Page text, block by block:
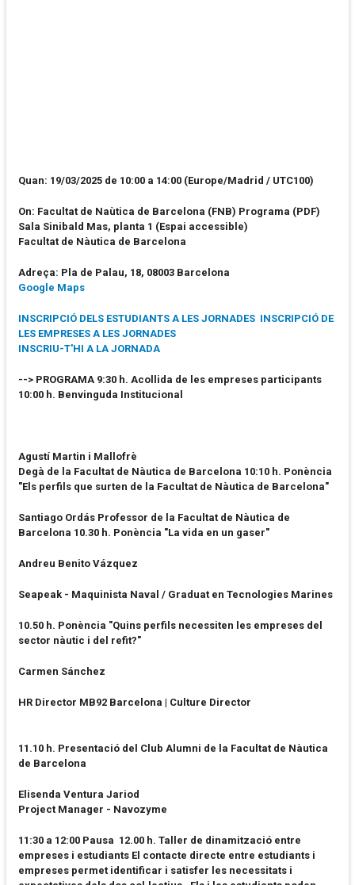
Quan: 19/03/2025 de 10:00 a 14:00 (Europe/Madrid / UTC100)
On: Facultat de Naùtica de Barcelona (FNB) Programa (PDF)
Sala Sinibald Mas, planta 1 (Espai accessible)
Facultat de Nàutica de Barcelona
Adreça: Pla de Palau, 18, 08003 Barcelona
Google Maps
INSCRIPCIÓ DELS ESTUDIANTS A LES JORNADES INSCRIPCIÓ DE
LES EMPRESES A LES JORNADES
INSCRIU-T'HI A LA JORNADA
--> PROGRAMA 9:30 h. Acollida de les empreses participants
10:00 h. Benvinguda Institucional
Agustí Martin i Mallofrè
Degà de la Facultat de Nàutica de Barcelona 10:10 h. Ponència
"Els perfils que surten de la Facultat de Nàutica de Barcelona"
Santiago Ordás Professor de la Facultat de Nàutica de
Barcelona 10.30 h. Ponència "La vida en un gaser"
Andreu Benito Vázquez
Seapeak - Maquinista Naval / Graduat en Tecnologies Marines
10.50 h. Ponència "Quins perfils necessiten les empreses del
sector nàutic i del refit?"
Carmen Sánchez
HR Director MB92 Barcelona | Culture Director
11.10 h. Presentació del Club Alumni de la Facultat de Nàutica
de Barcelona
Elisenda Ventura Jariod
Project Manager - Navozyme
11:30 a 12:00 Pausa 12.00 h. Taller de dinamització entre
empreses i estudiants El contacte directe entre estudiants i
empreses permet identificar i satisfer les necessitats i